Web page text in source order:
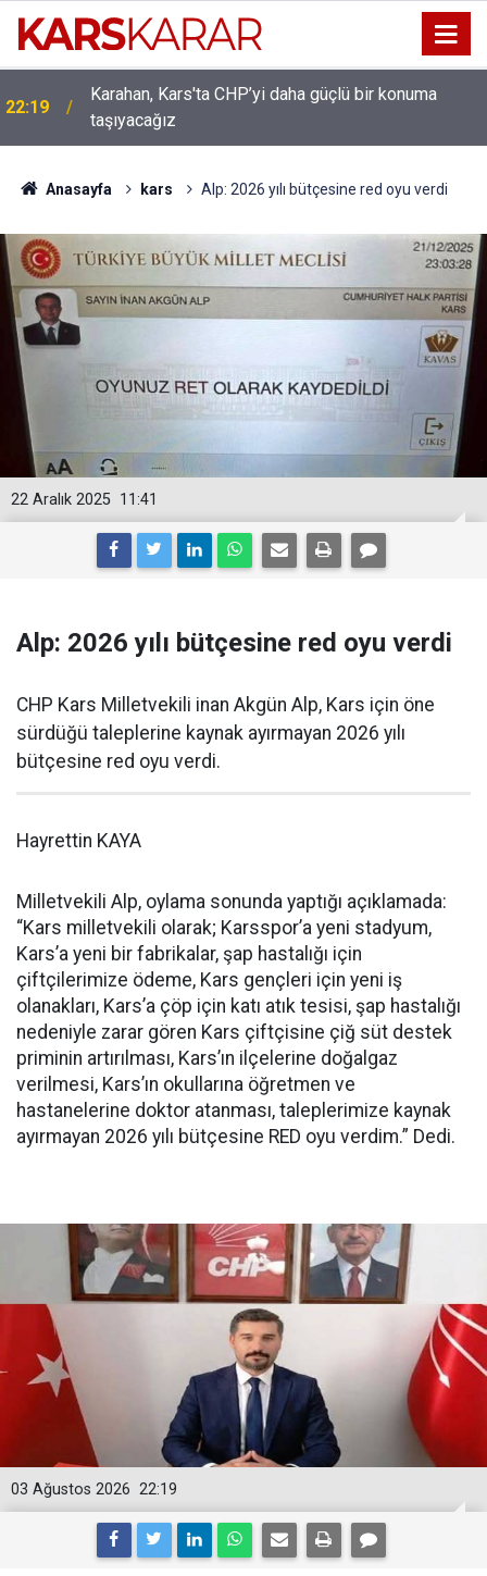
22:19
Karahan, Kars'ta CHP’yi daha güçlü bir konuma
taşıyacağız
Anasayfa kars Alp: 2026 yılı bütçesine red oyu verdi
11:41
22 Aralık 2025
Alp: 2026 yılı bütçesine red oyu verdi
CHP Kars Milletvekili inan Akgün Alp, Kars için öne
sürdüğü taleplerine kaynak ayırmayan 2026 yılı
bütçesine red oyu verdi.
Hayrettin KAYA
Milletvekili Alp, oylama sonunda yaptığı açıklamada:
“Kars milletvekili olarak; Karsspor’a yeni stadyum,
Kars’a yeni bir fabrikalar, şap hastalığı için
çiftçilerimize ödeme, Kars gençleri için yeni iş
olanakları, Kars’a çöp için katı atık tesisi, şap hastalığı
nedeniyle zarar gören Kars çiftçisine çiğ süt destek
priminin artırılması, Kars’ın ilçelerine doğalgaz
verilmesi, Kars’ın okullarına öğretmen ve
hastanelerine doktor atanması, taleplerimize kaynak
ayırmayan 2026 yılı bütçesine RED oyu verdim.” Dedi.
22:19
03 Ağustos 2026